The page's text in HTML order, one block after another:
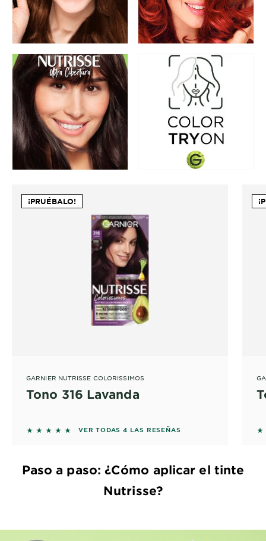
¡PRUÉBALO!
GARNIER NUTRISSE COLORISSIMOS
Tono 316 Lavanda
5 out of 5 stars based on reviews
VER TODAS 4 LAS RESEÑAS 5
Paso a paso: ¿Cómo aplicar el tinte
Nutrisse?